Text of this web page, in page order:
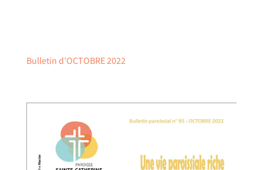
Bulletin d’OCTOBRE 2022